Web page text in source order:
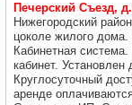
Печерский Съезд,
Нижегородский
цоколе жилого
Кабинетная
кабинет.
Круглосуточный
аренде